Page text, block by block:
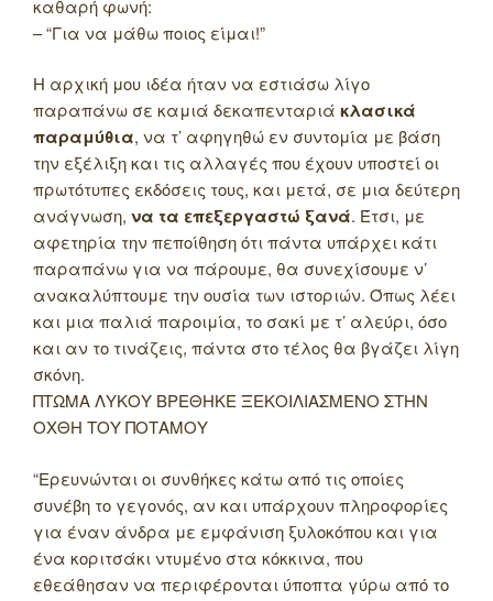
καθαρή φωνή:
– “Για να μάθω ποιος είμαι!”
Η αρχική μου ιδέα ήταν να εστιάσω λίγο
παραπάνω σε καμιά δεκαπενταριά κλασικά
παραμύθια, να τ’ αφηγηθώ εν συντομία με βάση
την εξέλιξη και τις αλλαγές που έχουν υποστεί οι
πρωτότυπες εκδόσεις τους, και μετά, σε μια δεύτερη
ανάγνωση, να τα επεξεργαστώ ξανά. Έτσι, με
αφετηρία την πεποίθηση ότι πάντα υπάρχει κάτι
παραπάνω για να πάρουμε, θα συνεχίσουμε ν’
ανακαλύπτουμε την ουσία των ιστοριών. Όπως λέει
και μια παλιά παροιμία, το σακί με τ’ αλεύρι, όσο
και αν το τινάζεις, πάντα στο τέλος θα βγάζει λίγη
σκόνη.
ΠΤΩΜΑ ΛΥΚΟΥ ΒΡΕΘΗΚΕ ΞΕΚΟΙΛΙΑΣΜΕΝΟ ΣΤΗΝ
ΟΧΘΗ ΤΟΥ ΠΟΤΑΜΟΥ
“Ερευνώνται οι συνθήκες κάτω από τις οποίες
συνέβη το γεγονός, αν και υπάρχουν πληροφορίες
για έναν άνδρα με εμφάνιση ξυλοκόπου και για
ένα κοριτσάκι ντυμένο στα κόκκινα, που
εθεάθησαν να περιφέρονται ύποπτα γύρω από το